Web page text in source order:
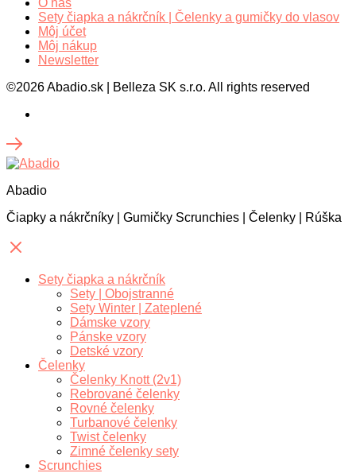
O nás
Sety čiapka a nákrčník | Čelenky a gumičky do vlasov
Môj účet
Môj nákup
Newsletter
©2026 Abadio.sk | Belleza SK s.r.o. All rights reserved
Abadio
Čiapky a nákrčníky | Gumičky Scrunchies | Čelenky | Rúška
Sety čiapka a nákrčník
Sety | Obojstranné
Sety Winter | Zateplené
Dámske vzory
Pánske vzory
Detské vzory
Čelenky
Čelenky Knott (2v1)
Rebrované čelenky
Rovné čelenky
Turbanové čelenky
Twist čelenky
Zimné čelenky sety
Scrunchies